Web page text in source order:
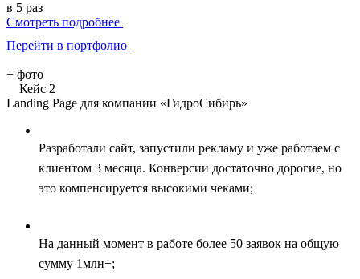
в 5 раз
Смотреть подробнее
Перейти в портфолио
+ фото
Кейс 2
Landing Page для компании «ГидроСибирь»
Разработали сайт, запустили рекламу и уже работаем с
клиентом 3 месяца. Конверсии достаточно дорогие, но
это компенсируется высокими чеками;
На данный момент в работе более 50 заявок на общую
сумму 1млн+;